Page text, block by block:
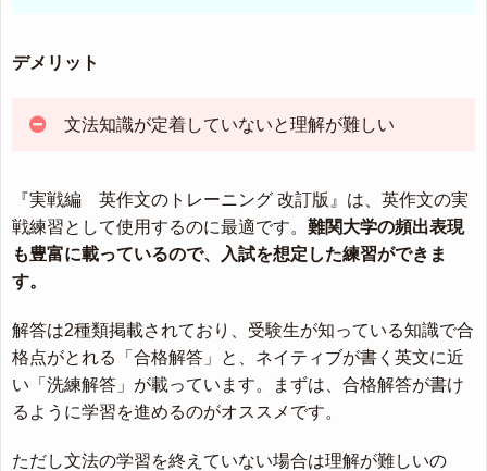
デメリット
文法知識が定着していないと理解が難しい
『実戦編 英作文のトレーニング 改訂版』は、英作文の実
戦練習として使用するのに最適です。 難関大学の頻出表現
も豊富に載っているので、入試を想定した練習ができま
す。
解答は2種類掲載されており、受験生が知っている知識で合
格点がとれる「合格解答」と、ネイティブが書く英文に近
い「洗練解答」が載っています。まずは、合格解答が書け
るように学習を進めるのがオススメです。
ただし文法の学習を終えていない場合は理解が難しいの